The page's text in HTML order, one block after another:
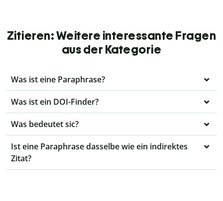
Zitieren: Weitere interessante Fragen
aus der Kategorie
Was ist eine Paraphrase?
Was ist ein DOI-Finder?
Was bedeutet sic?
Ist eine Paraphrase dasselbe wie ein indirektes
Zitat?